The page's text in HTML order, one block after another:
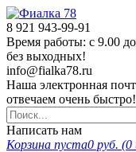
8 921 943-99-91
Время работы: с 9.00
без выходных!
info@fialka78.ru
Наша электронная
отвечаем очень быстро!
Написать нам
Корзина пуста0 руб. (0